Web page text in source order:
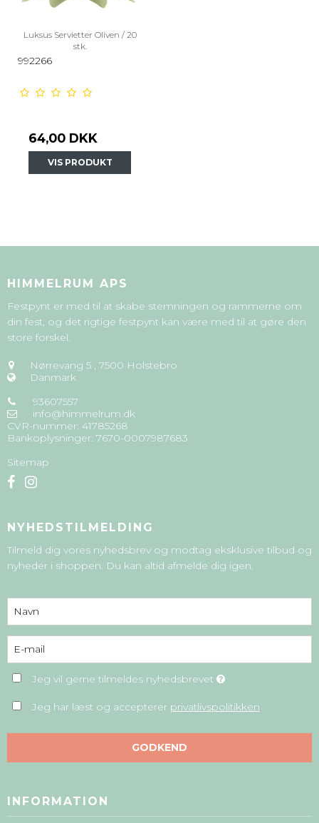
Luksus Servietter Oliven / 20
stk.
992266
64,00 DKK
VIS PRODUKT
HIMMELRUM APS
Festpynt er med til at skabe stemningen og rammerne om
din fest, og det rigtige festpynt kan være med til at gøre den
store forskel.
Nørrevang 5 , 7500 Holstebro
Danmark
93607557
info@himmelrum.dk
CVR-nummer: 41785268
Bankoplysninger: 7670-0007987683
Sitemap
NYHEDSTILMELDING
Tilmeld dig vores nyhedsbrev og modtag eksklusive tilbud og
nyheder i shoppen. Du kan altid afmelde dig igen.
Jeg vil gerne tilmeldes nyhedsbrevet
Jeg har læst og accepterer privatlivspolitikken
GODKEND
INFORMATION